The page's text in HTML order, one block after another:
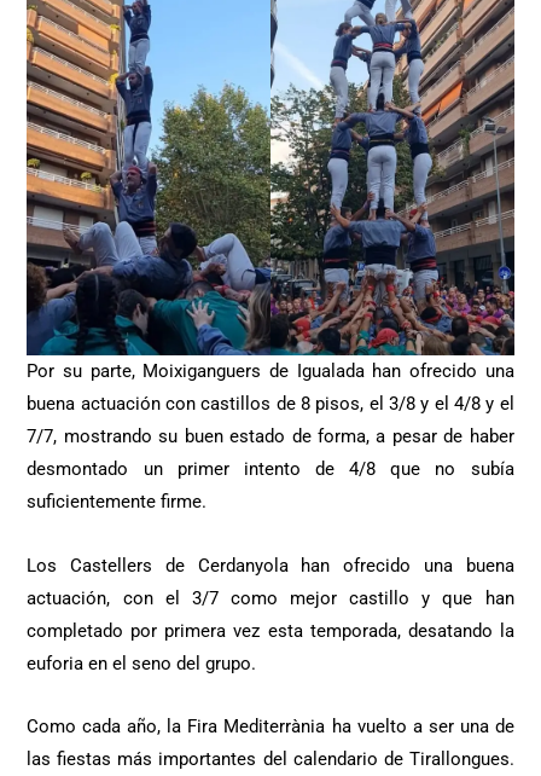
Por su parte, Moixiganguers de Igualada han ofrecido una
buena actuación con castillos de 8 pisos, el 3/8 y el 4/8 y el
7/7, mostrando su buen estado de forma, a pesar de haber
desmontado un primer intento de 4/8 que no subía
suficientemente firme.
Los Castellers de Cerdanyola han ofrecido una buena
actuación, con el 3/7 como mejor castillo y que han
completado por primera vez esta temporada, desatando la
euforia en el seno del grupo.
Como cada año, la Fira Mediterrània ha vuelto a ser una de
las fiestas más importantes del calendario de Tirallongues.